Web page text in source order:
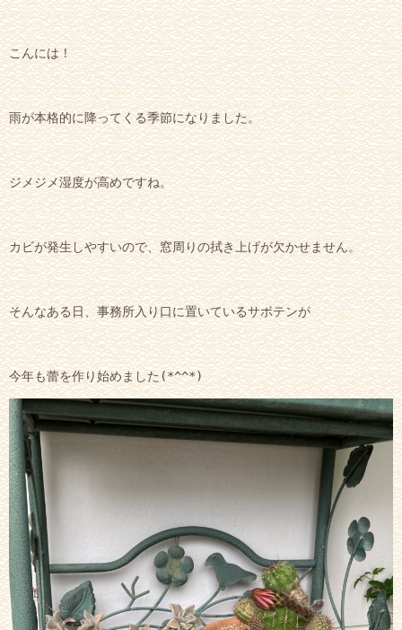
こんには！
雨が本格的に降ってくる季節になりました。
ジメジメ湿度が高めですね。
カビが発生しやすいので、窓周りの拭き上げが欠かせません。
そんなある日、事務所入り口に置いているサボテンが
今年も蕾を作り始めました(*^^*)